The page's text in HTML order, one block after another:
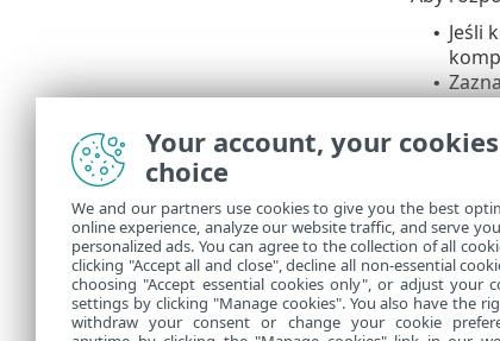
• Jeśli
•
Your account, your cookies
choice
We and our partners use cookies to give you the best
online experience, analyze our website traffic, and serve
personalized ads. You can agree to the collection of all
clicking "Accept all and close", decline all non-essential
choosing "Accept essential cookies only", or adjust your
settings by clicking "Manage cookies". You also have the
withdraw your consent or change your cookie